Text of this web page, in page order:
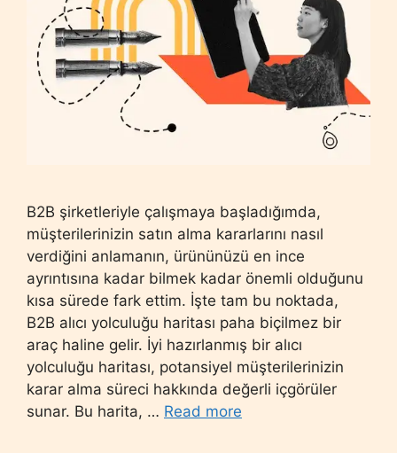
B2B şirketleriyle çalışmaya başladığımda,
müşterilerinizin satın alma kararlarını nasıl
verdiğini anlamanın, ürününüzü en ince
ayrıntısına kadar bilmek kadar önemli olduğunu
kısa sürede fark ettim. İşte tam bu noktada,
B2B alıcı yolculuğu haritası paha biçilmez bir
araç haline gelir. İyi hazırlanmış bir alıcı
yolculuğu haritası, potansiyel müşterilerinizin
karar alma süreci hakkında değerli içgörüler
sunar. Bu harita, … Read more